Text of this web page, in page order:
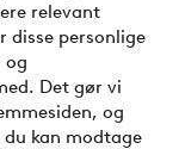
relevant
disse personlige
og
Det gør vi
og
kan modtage
del op
?